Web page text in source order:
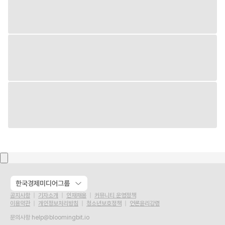
한국경제미디어그룹
공지사항 기자소개 인재채용
커뮤니티 운영정책
이용약관
개인정보처리방침 청소년보호정책
언론윤리강령
문의사항 help@bloomingbit.io